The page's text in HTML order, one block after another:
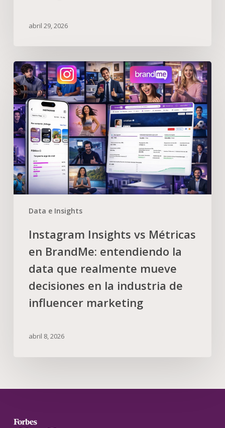
abril 29, 2026
Data e Insights
Instagram Insights vs Métricas
en BrandMe: entendiendo la
data que realmente mueve
decisiones en la industria de
influencer marketing
abril 8, 2026